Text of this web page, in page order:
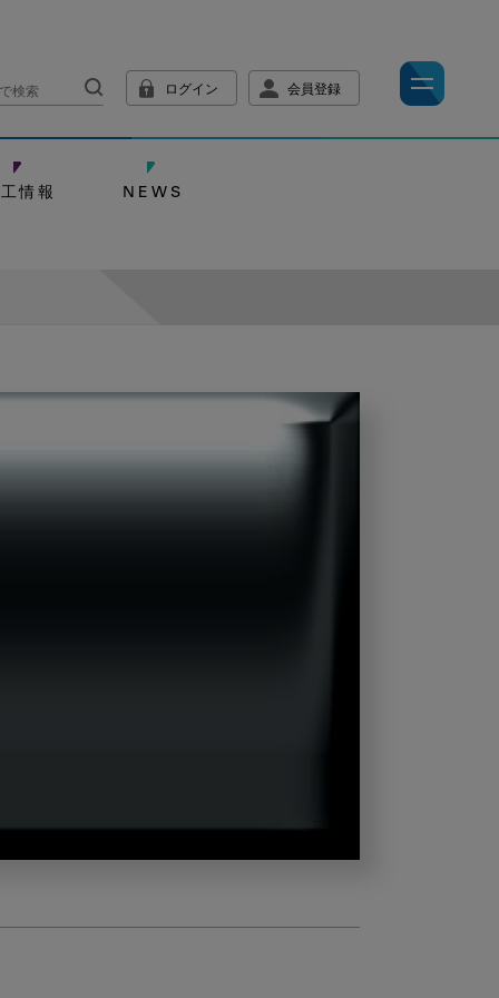
ログイン 会員登録
情報 NEWS